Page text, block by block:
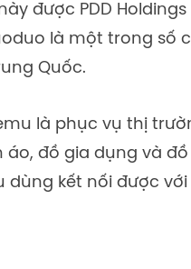
được PDD
là một trong số
Quốc.
là phục vụ thị
đồ gia dụng và
dùng kết nối được